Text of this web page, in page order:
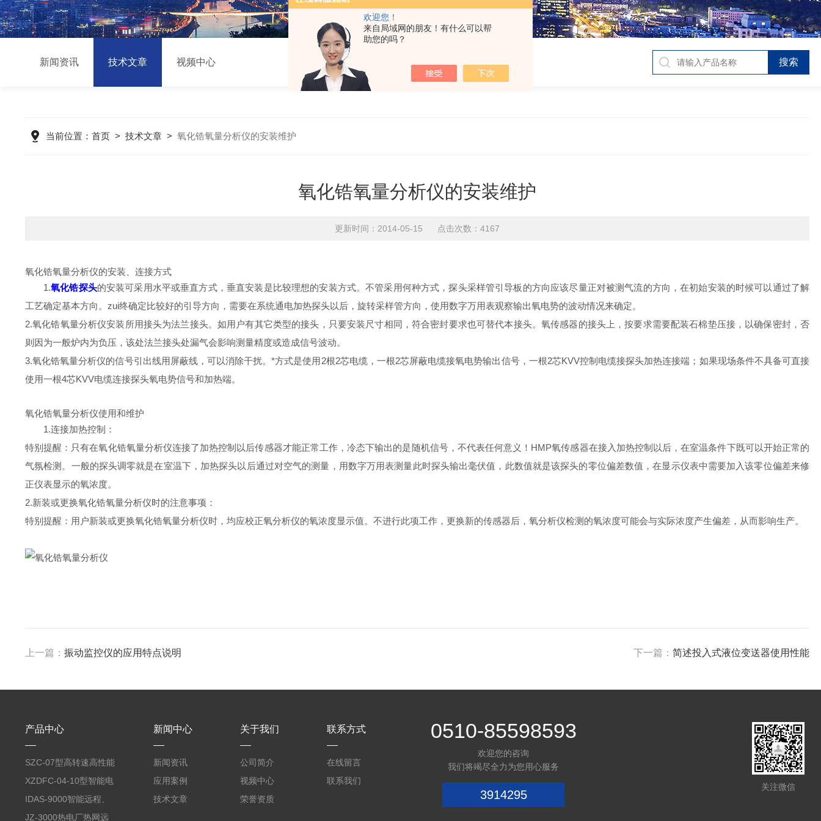
欢迎您！
来自局域网的朋友！有什么可以帮
助您的吗？
新闻资讯 技术文章 视频中心
当前位置： 首页> 技术文章> 氧化锆氧量分析仪的安装维护
氧化锆氧量分析仪的安装维护
更新时间：2014-05-15 点击次数：4167
氧化锆氧量分析仪的安装、连接方式
1.氧化锆探头的安装可采用水平或垂直方式，垂直安装是比较理想的安装方式。不管采用何种方式，探头采样管引导板的方向应该尽量正对被测气流的方向，在初始安装的时候可以通过了解
工艺确定基本方向。zui终确定比较好的引导方向，需要在系统通电加热探头以后，旋转采样管方向，使用数字万用表观察输出氧电势的波动情况来确定。
2.氧化锆氧量分析仪安装所用接头为法兰接头。如用户有其它类型的接头，只要安装尺寸相同，符合密封要求也可替代本接头。氧传感器的接头上，按要求需要配装石棉垫压接，以确保密封，否
则因为一般炉内为负压，该处法兰接头处漏气会影响测量精度或造成信号波动。
3.氧化锆氧量分析仪的信号引出线用屏蔽线，可以消除干扰。*方式是使用2根2芯电缆，一根2芯屏蔽电缆接氧电势输出信号，一根2芯KVV控制电缆接探头加热连接端；如果现场条件不具备可直接
使用一根4芯KVV电缆连接探头氧电势信号和加热端。
氧化锆氧量分析仪使用和维护
1.连接加热控制：
特别提醒：只有在氧化锆氧量分析仪连接了加热控制以后传感器才能正常工作，冷态下输出的是随机信号，不代表任何意义！HMP氧传感器在接入加热控制以后，在室温条件下既可以开始正常的
气氛检测。一般的探头调零就是在室温下，加热探头以后通过对空气的测量，用数字万用表测量此时探头输出毫伏值，此数值就是该探头的零位偏差数值，在显示仪表中需要加入该零位偏差来修
正仪表显示的氧浓度。
2.新装或更换氧化锆氧量分析仪时的注意事项：
特别提醒：用户新装或更换氧化锆氧量分析仪时，均应校正氧分析仪的氧浓度显示值。不进行此项工作，更换新的传感器后，氧分析仪检测的氧浓度可能会与实际浓度产生偏差，从而影响生产。
上一篇： 振动监控仪的应用特点说明 下一篇：简述投入式液位变送器使用性能
产品中心
SZC-07型高转速高性能
智能转速表
XZDFC-04-10型智能电
磁阀控制装置
IDAS-9000智能远程、
分散式数据采集系统
JZ-3000热电厂热网远
新闻中心
新闻资讯
应用案例
技术文章
关于我们
公司简介
视频中心
荣誉资质
联系方式
在线留言
联系我们
0510-85598593
欢迎您的咨询
我们将竭尽全力为您用心服务
3914295
关注微信